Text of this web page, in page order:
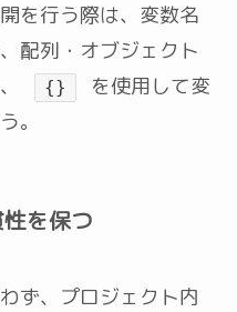
を行う際は、変数名
配列・オブジェクト
{}
を使用して変
。
を保つ
ず、プロジェクト内